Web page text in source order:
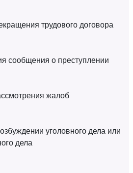
трудового договора
сообщения о преступлении
жалоб
уголовного дела или
дела